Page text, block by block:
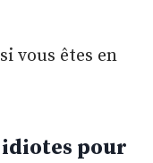
vous êtes en
idiotes pour